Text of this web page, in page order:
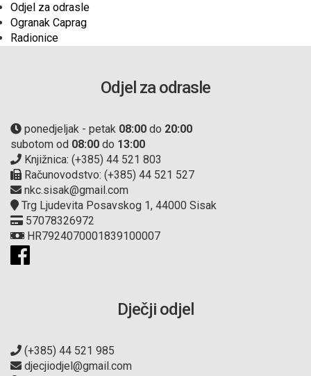
Odjel za odrasle
Ogranak Caprag
Radionice
Odjel za odrasle
ponedjeljak - petak 08:00 do 20:00
subotom od 08:00 do 13:00
Knjižnica: (+385) 44 521 803
Računovodstvo: (+385) 44 521 527
nkc.sisak@gmail.com
Trg Ljudevita Posavskog 1, 44000 Sisak
57078326972
HR7924070001839100007
Dječji odjel
(+385) 44 521 985
djecjiodjel@gmail.com